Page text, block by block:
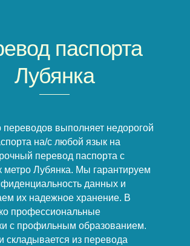
паспорта
Лубянка
выполняет недорогой
на/с любой язык на
перевод паспорта с
метро Лубянка. Мы гарантируем
данных и
их надежное хранение. В
профессиональные
с профильным образованием.
складывается из перевода